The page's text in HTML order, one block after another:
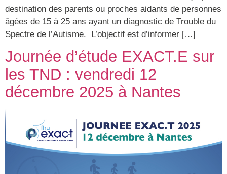
destination des parents ou proches aidants de personnes
âgées de 15 à 25 ans ayant un diagnostic de Trouble du
Spectre de l’Autisme. L’objectif est d’informer […]
Journée d’étude EXACT.E sur
les TND : vendredi 12
décembre 2025 à Nantes